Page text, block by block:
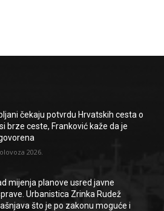
čekaju potvrdu Hrvatskih cesta o
brze ceste, Franković kaže da je
2026.
mijenja planove usred javne
Urbanistica Zrinka Rudež
što je po zakonu moguće i